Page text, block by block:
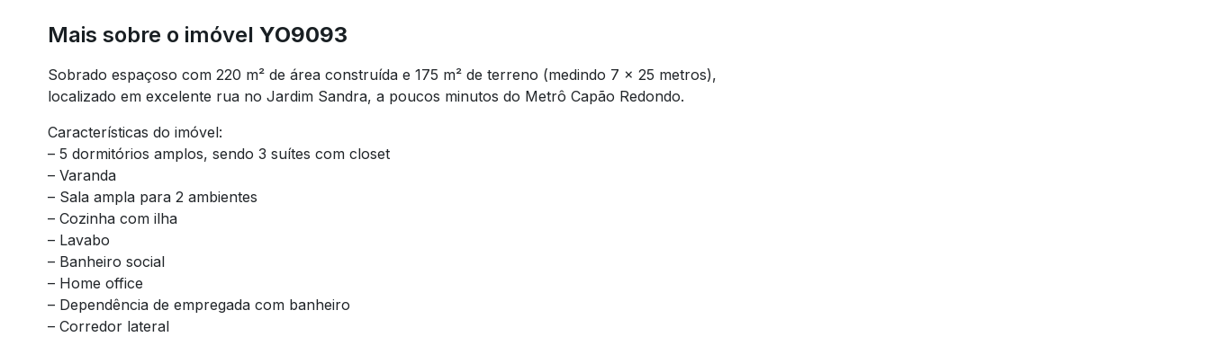
Mais sobre o imóvel YO9093
Sobrado espaçoso com 220 m² de área construída e 175 m² de terreno (medindo 7 x 25 metros),
localizado em excelente rua no Jardim Sandra, a poucos minutos do Metrô Capão Redondo.
Características do imóvel:
– 5 dormitórios amplos, sendo 3 suítes com closet
– Varanda
– Sala ampla para 2 ambientes
– Cozinha com ilha
– Lavabo
– Banheiro social
– Home office
– Dependência de empregada com banheiro
– Corredor lateral